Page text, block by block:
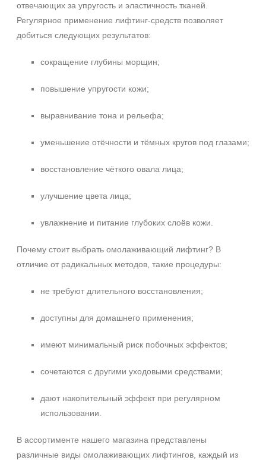
Процедура
Биоревитализация
Флакон
Подборки
Рост волос и алопеция
отвечающих за упругость и эластичность тканей.
Регулярное применение лифтинг-средств позволяет
добиться следующих результатов:
сокращение глубины морщин;
повышение упругости кожи;
выравнивание тона и рельефа;
уменьшение отёчности и тёмных кругов под глазами;
восстановление чёткого овала лица;
улучшение цвета лица;
увлажнение и питание глубоких слоёв кожи.
Почему стоит выбрать омолаживающий лифтинг? В
отличие от радикальных методов, такие процедуры:
не требуют длительного восстановления;
доступны для домашнего применения;
имеют минимальный риск побочных эффектов;
сочетаются с другими уходовыми средствами;
дают накопительный эффект при регулярном
использовании.
В ассортименте нашего магазина представлены
различные виды омолаживающих лифтингов, каждый из